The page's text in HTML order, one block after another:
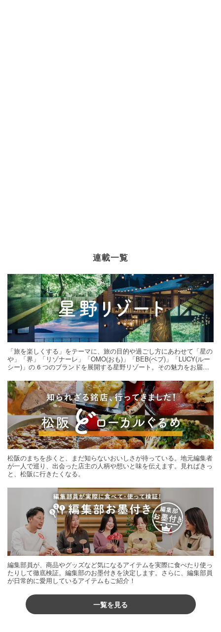
連載一覧
「旅を楽しくする」をテーマに、旅の目的や過ごし方にあわせて「星の
や」「界」「リゾナーレ」「OMO(おも)」「BEB(ベブ)」「LUCY(ルー
シー)」の 6 つのブランドを展開する星野リゾート。その魅力をお届け
松阪のまちを歩くと、まだ知らないおいしさが待っている。地元編集者
が一人で巡り、出会った店主の人柄や想いと味を伝えます。見ればきっ
と、松阪に行きたくなる。
編集部員が、商品やグッズなど気になるアイテムを実際に食べたり使っ
たりして徹底検証。編集部のお墨付きを決定します。さらに、編集部員
が日常的に愛用しているアイテムもご紹介！
一覧を見る